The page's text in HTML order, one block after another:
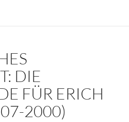
DIE
FÜR ERICH
2000)